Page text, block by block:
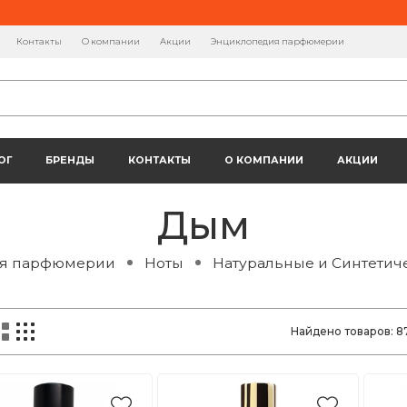
Контакты О компании Акции Энциклопедия парфюмерии
БРЕНДЫ КОНТАКТЫ О КОМПАНИИ АКЦИИ
Дым
парфюмерии Ноты Натуральные и
Найдено товаров: